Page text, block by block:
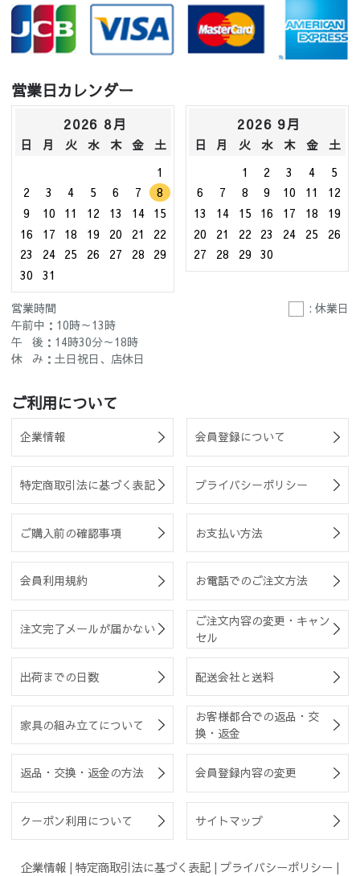
営業日カレンダー
2026 8月
日 月 火 水 木 金
土
1
2
3 4 5 6 7
8
9
10 11 12 13 14
15
16
17 18 19 20 21
22
23
24 25 26 27 28
29
30
31
2026 9月
日 月 火 水 木 金
土
1
2 3 4
5
6
7 8 9 10 11
12
13
14 15 16 17 18
19
20
21 22 23 24 25
26
27
28 29 30
営業時間
: 休業日
午前中：10時～13時
午 後：14時30分～18時
休 み：土日祝日、店休日
ご利用について
企業情報 会員登録について
特定商取引法に基づく表記 プライバシーポリシー
ご購入前の確認事項 お支払い方法
会員利用規約 お電話でのご注文方法
注文完了メールが届かない
ご注文内容の変更・キャン
セル
出荷までの日数 配送会社と送料
家具の組み立てについて
お客様都合での返品・交
換・返金
返品・交換・返金の方法 会員登録内容の変更
クーポン利用について サイトマップ
企業情報 | 特定商取引法に基づく表記 | プライバシーポリシー |